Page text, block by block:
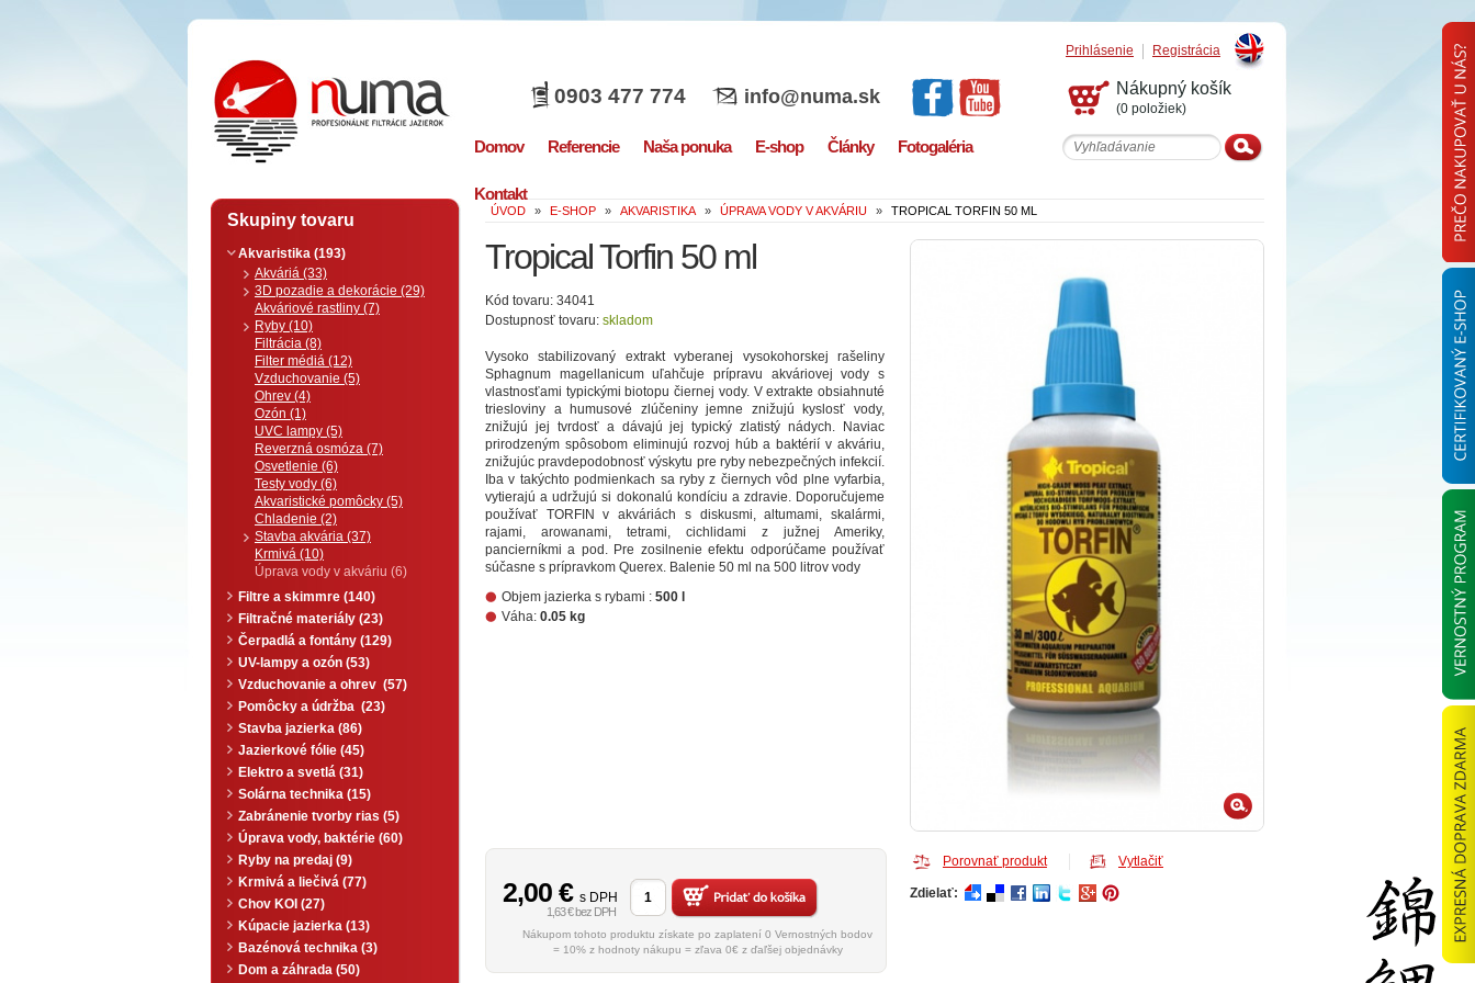
Registrácia
Prihlásenie
numa Nákupný košík
(0 položiek)
0903 477 774 info@numa.sk
Domov Referencie Naša ponuka E-shop Články Fotogaléria
Kontakt
ÚVOD » E-SHOP » AKVARISTIKA » ÚPRAVA VODY V AKVÁRIU » TROPICAL TORFIN 50 ML
Tropical Torfin 50 ml
Kód tovaru: 34041
Dostupnosť tovaru: skladom
Vysoko stabilizovaný extrakt vyberanej vysokohorskej rašeliny
Sphagnum magellanicum uľahčuje prípravu akváriovej vody s
vlastnosťami typickými biotopu čiernej vody. V extrakte obsiahnuté
triesloviny a humusové zlúčeniny jemne znižujú kyslosť vody,
znižujú jej tvrdosť a dávajú jej typický zlatistý nádych. Naviac
prirodzeným spôsobom eliminujú rozvoj húb a baktérií v akváriu,
znižujúc pravdepodobnosť výskytu pre ryby nebezpečných infekcií.
Iba v takýchto podmienkach sa ryby z čiernych vôd plne vyfarbia,
vytierajú a udržujú si dokonalú kondíciu a zdravie. Doporučujeme
používať TORFIN v akváriách s diskusmi, altumami, skalármi,
rajami, arowanami, tetrami, cichlidami z južnej Ameriky,
pancierníkmi a pod. Pre zosilnenie efektu odporúčame používať
súčasne s prípravkom Querex. Balenie 50 ml na 500 litrov vody
Objem jazierka s rybami : 500 l
Váha: 0.05 kg
2,00 € s DPH
1,63 € bez DPH
Nákupom tohoto produktu získate po zaplatení 0 Vernostných bodov
= 10% z hodnoty nákupu = zľava 0€ z ďaľšej objednávky
Porovnať produkt Vytlačiť
Zdielať:
Skupiny tovaru
Akvaristika (193)
Akváriá (33)
3D pozadie a dekorácie (29)
Akváriové rastliny (7)
Ryby (10)
Filtrácia (8)
Filter médiá (12)
Vzduchovanie (5)
Ohrev (4)
Ozón (1)
UVC lampy (5)
Reverzná osmóza (7)
Osvetlenie (6)
Testy vody (6)
Akvaristické pomôcky (5)
Chladenie (2)
Stavba akvária (37)
Krmivá (10)
Úprava vody v akváriu (6)
Filtre a skimmre (140)
Filtračné materiály (23)
Čerpadlá a fontány (129)
UV-lampy a ozón (53)
Vzduchovanie a ohrev (57)
Pomôcky a údržba (23)
Stavba jazierka (86)
Jazierkové fólie (45)
Elektro a svetlá (31)
Solárna technika (15)
Zabránenie tvorby rias (5)
Úprava vody, baktérie (60)
Ryby na predaj (9)
Krmivá a liečivá (77)
Chov KOI (27)
Kúpacie jazierka (13)
Bazénová technika (3)
Dom a záhrada (50)